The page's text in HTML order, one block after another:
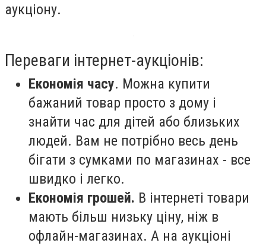
аукціону.
Переваги інтернет-аукціонів:
Економія часу. Можна купити
бажаний товар просто з дому і
знайти час для дітей або близьких
людей. Вам не потрібно весь день
бігати з сумками по магазинах - все
швидко і легко.
Економія грошей. В інтернеті товари
мають більш низьку ціну, ніж в
офлайн-магазинах. А на аукціоні